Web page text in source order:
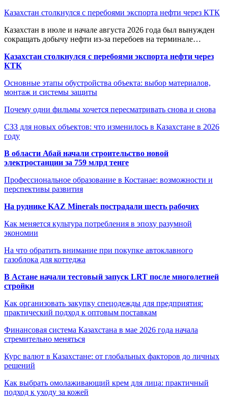
Казахстан столкнулся с перебоями экспорта нефти через КТК
Казахстан в июле и начале августа 2026 года был вынужден
сокращать добычу нефти из-за перебоев на терминале…
Казахстан столкнулся с перебоями экспорта нефти через
КТК
Основные этапы обустройства объекта: выбор материалов,
монтаж и системы защиты
Почему одни фильмы хочется пересматривать снова и снова
СЗЗ для новых объектов: что изменилось в Казахстане в 2026
году
В области Абай начали строительство новой
электростанции за 759 млрд тенге
Профессиональное образование в Костанае: возможности и
перспективы развития
На руднике KAZ Minerals пострадали шесть рабочих
Как меняется культура потребления в эпоху разумной
экономии
На что обратить внимание при покупке автоклавного
газоблока для коттеджа
В Астане начали тестовый запуск LRT после многолетней
стройки
Как организовать закупку спецодежды для предприятия:
практический подход к оптовым поставкам
Финансовая система Казахстана в мае 2026 года начала
стремительно меняться
Курс валют в Казахстане: от глобальных факторов до личных
решений
Как выбрать омолаживающий крем для лица: практичный
подход к уходу за кожей